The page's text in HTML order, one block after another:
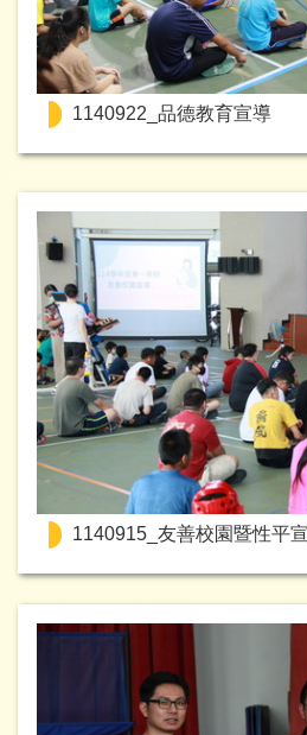
1140922_品德教育宣導
1140915_友善校園暨性平